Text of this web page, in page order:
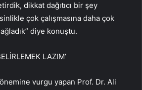
dikkat dağıtıcı bir şey
çok çalışmasına daha çok
diye konuştu.
LAZIM’
vurgu yapan Prof. Dr. Ali